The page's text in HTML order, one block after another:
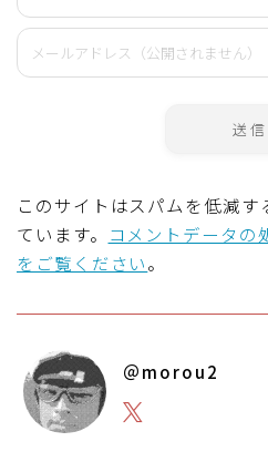
このサイトはスパムを低減
ています。 コメントデータの
をご覧ください。
＠morou2